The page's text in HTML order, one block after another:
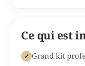
Ce qui est
✓ Grand kit